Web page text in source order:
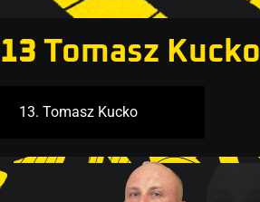
13 Tomasz Kucko